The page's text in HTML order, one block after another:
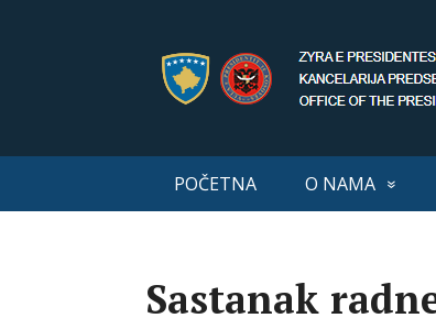
POČETNA O NAMA
Sastanak